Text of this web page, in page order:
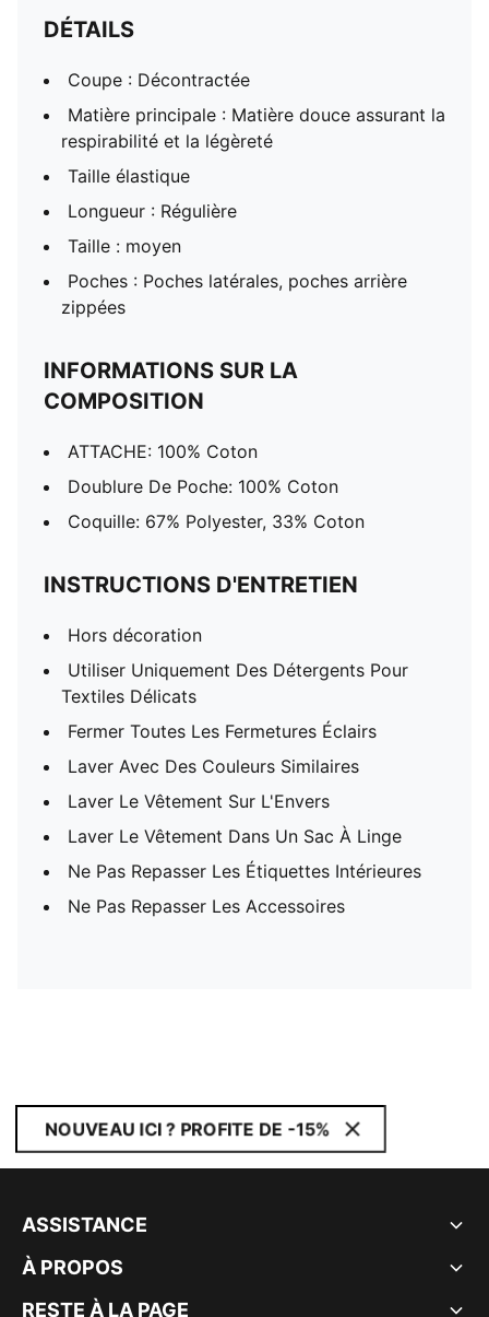
DÉTAILS
Coupe : Décontractée
Matière principale : Matière douce assurant la
respirabilité et la légèreté
Taille élastique
Longueur : Régulière
Taille : moyen
Poches : Poches latérales, poches arrière
zippées
INFORMATIONS SUR LA
COMPOSITION
ATTACHE: 100% Coton
Doublure De Poche: 100% Coton
Coquille: 67% Polyester, 33% Coton
INSTRUCTIONS D'ENTRETIEN
Hors décoration
Utiliser Uniquement Des Détergents Pour
Textiles Délicats
Fermer Toutes Les Fermetures Éclairs
Laver Avec Des Couleurs Similaires
Laver Le Vêtement Sur L'Envers
Laver Le Vêtement Dans Un Sac À Linge
Ne Pas Repasser Les Étiquettes Intérieures
Ne Pas Repasser Les Accessoires
NOUVEAU ICI ? PROFITE DE -15%
ASSISTANCE
À PROPOS
RESTE À LA PAGE